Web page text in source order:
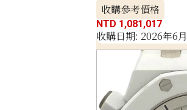
收購參考價格
NTD 1,081,017
收購日期: 2026年6月